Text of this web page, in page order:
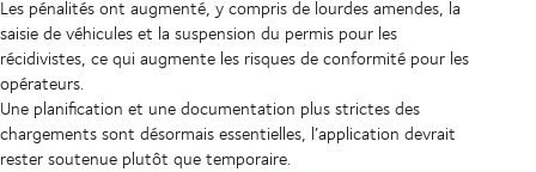
Les pénalités ont augmenté, y compris de lourdes amendes, la
saisie de véhicules et la suspension du permis pour les
récidivistes, ce qui augmente les risques de conformité pour les
opérateurs.
Une planification et une documentation plus strictes des
chargements sont désormais essentielles, l’application devrait
rester soutenue plutôt que temporaire.